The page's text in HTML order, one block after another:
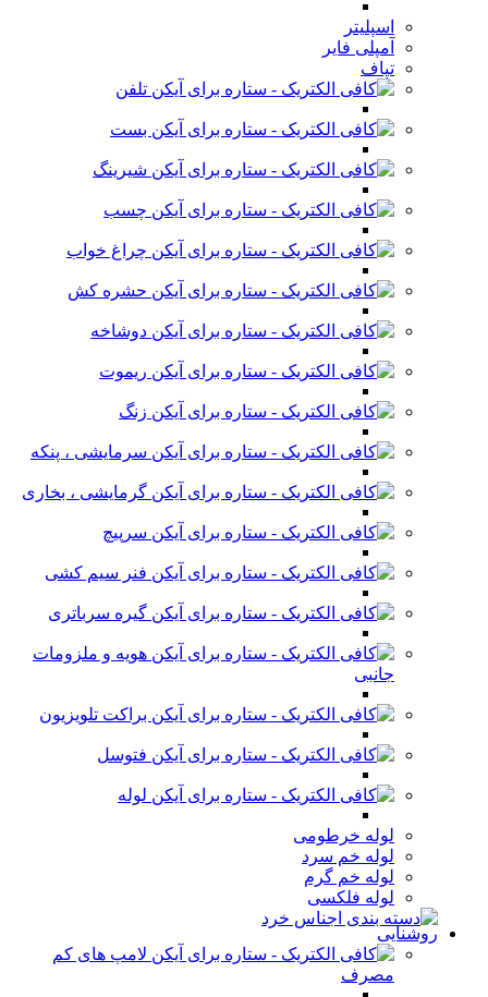
اسپلیتر
آمپلی فایر
تپاف
تلفن
بست
شیرینگ
چسب
چراغ خواب
حشره کش
دوشاخه
ریموت
زنگ
سرمایشی ، پنکه
گرمایشی ، بخاری
سرپیچ
فنر سیم کشی
گیره سرباتری
هویه و ملزومات
جانبی
براکت تلویزیون
فتوسل
لوله
لوله خرطومی
لوله خم سرد
لوله خم گرم
لوله فلکسی
روشنایی
لامپ های کم
مصرف